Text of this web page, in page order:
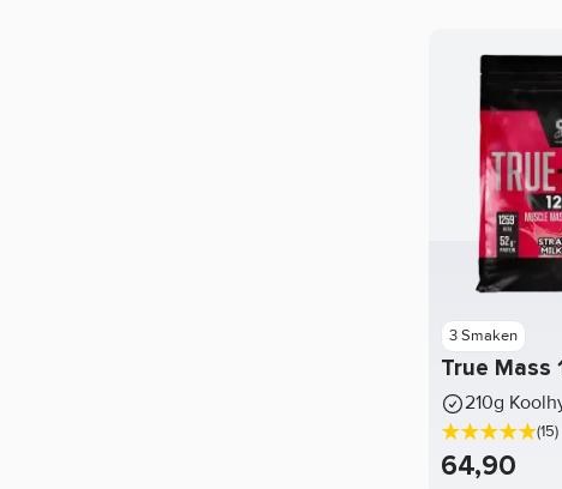
3 Smaken
True Mass
210g
(15)
64,90